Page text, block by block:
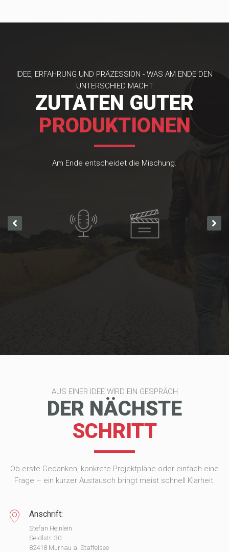
IDEE, ERFAHRUNG UND PRÄZESSION - WAS AM ENDE DEN
UNTERSCHIED MACHT
ZUTATEN GUTER
PRODUKTIONEN
Am Ende entscheidet die Mischung.
AUS EINER IDEE WIRD EIN GESPRÄCH
DER NÄCHSTE
SCHRITT
Ob erste Gedanken, konkrete Projektpläne oder einfach eine
Frage – ein kurzer Austausch bringt meist schnell Klarheit.
Anschrift:
Stefan Heinlein
Seidlstr. 30
82418 Murnau a. Staffelsee